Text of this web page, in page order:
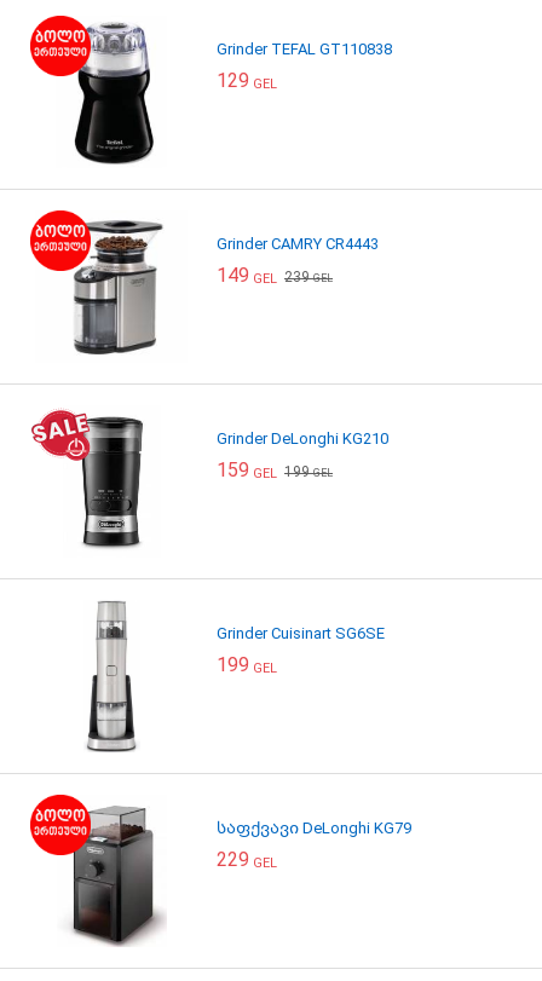
Grinder TEFAL GT110838
129 GEL
Grinder CAMRY CR4443
149 GEL 239GEL
Grinder DeLonghi KG210
159 GEL 199GEL
Grinder Cuisinart SG6SE
199 GEL
საფქვავი DeLonghi KG79
229 GEL